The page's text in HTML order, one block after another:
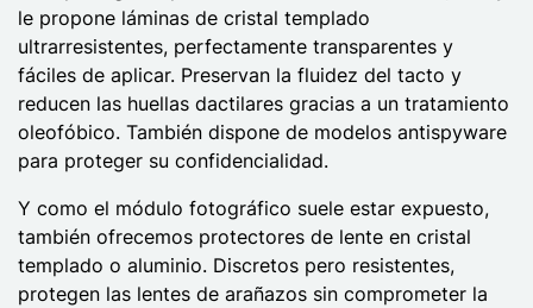
le propone láminas de cristal templado
ultrarresistentes, perfectamente transparentes y
fáciles de aplicar. Preservan la fluidez del tacto y
reducen las huellas dactilares gracias a un tratamiento
oleofóbico. También dispone de modelos antispyware
para proteger su confidencialidad.
Y como el módulo fotográfico suele estar expuesto,
también ofrecemos protectores de lente en cristal
templado o aluminio. Discretos pero resistentes,
protegen las lentes de arañazos sin comprometer la